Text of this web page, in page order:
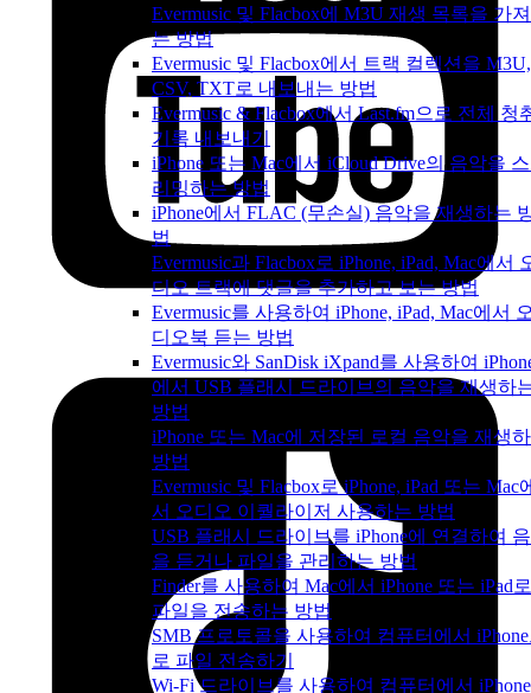
Evermusic 및 Flacbox에 M3U 재생 목록을 가
는 방법
Evermusic 및 Flacbox에서 트랙 컬렉션을 M3U,
CSV, TXT로 내보내는 방법
Evermusic & Flacbox에서 Last.fm으로 전체 청
기록 내보내기
iPhone 또는 Mac에서 iCloud Drive의 음악을
리밍하는 방법
iPhone에서 FLAC (무손실) 음악을 재생하는
법
Evermusic과 Flacbox로 iPhone, iPad, Mac에서
디오 트랙에 댓글을 추가하고 보는 방법
Evermusic를 사용하여 iPhone, iPad, Mac에서
디오북 듣는 방법
Evermusic와 SanDisk iXpand를 사용하여
에서 USB 플래시 드라이브의 음악을 재생하
방법
iPhone 또는 Mac에 저장된 로컬 음악을 재생
방법
Evermusic 및 Flacbox로 iPhone, iPad 또는 Mac
서 오디오 이퀄라이저 사용하는 방법
USB 플래시 드라이브를 iPhone에 연결하여
을 듣거나 파일을 관리하는 방법
Finder를 사용하여 Mac에서 iPhone 또는 iPad로
파일을 전송하는 방법
SMB 프로토콜을 사용하여 컴퓨터에서
로 파일 전송하기
Wi-Fi 드라이브를 사용하여 컴퓨터에서